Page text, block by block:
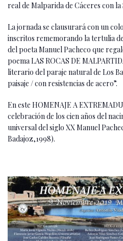
real de Malparida de Cáceres con
La jornada se clausurará con un
inscritos rememorando la tertulia
del poeta Manuel Pacheco que
poema LAS ROCAS DE
literario del paraje natural de Los
paisaje / con resistencias de acero”.
En este HOMENAJE A
celebración de los cien años del
universal del siglo XX Manuel
Badajoz,1998).